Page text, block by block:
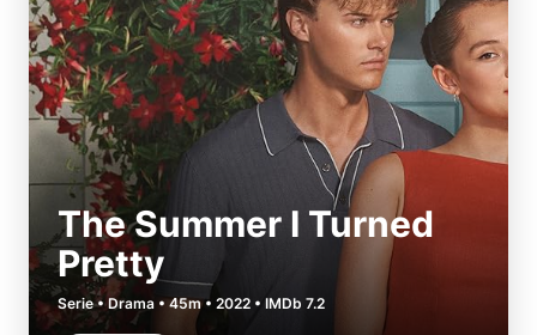
The Summer I Turned
Pretty
Serie • Drama • 45m • 2022 • IMDb 7.2